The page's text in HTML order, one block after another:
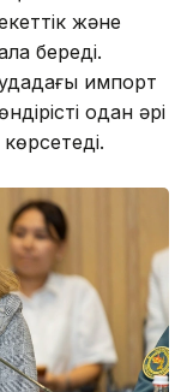
және
береді.
импорт
одан әрі